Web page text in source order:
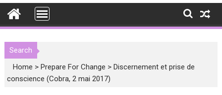
Search
Home >Prepare For Change >Discernement et prise de
conscience (Cobra, 2 mai 2017)